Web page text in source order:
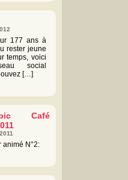
177 ans à
rester jeune
temps, voici
social
[…]
Café
animé N°2: